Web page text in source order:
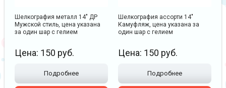
Шелкография металл 14" ДР
Мужской стиль, цена указана
за один шар с гелием
Цена: 150 руб.
Подробнее
Шелкография ассорти 14"
Камуфляж, цена указана за
один шар с гелием
Цена: 150 руб.
Подробнее